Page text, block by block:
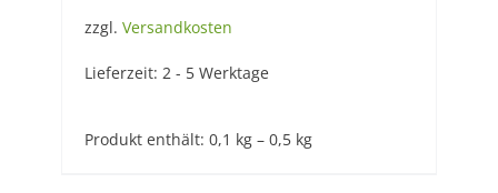
zzgl. Versandkosten
Lieferzeit: 2 - 5 Werktage
Produkt enthält: 0,1 kg – 0,5 kg